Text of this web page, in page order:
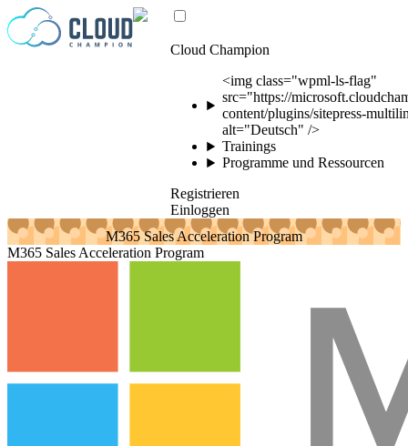
Zum Inhalt springen
Cloud Champion
<img class="wpml-ls-flag"
src="https://
content/plugins/sitepress-
alt="Deutsch" />
Trainings
Programme und Ressourcen
Registrieren
Einloggen
M365 Sales Acceleration Program
M365 Sales Acceleration Program